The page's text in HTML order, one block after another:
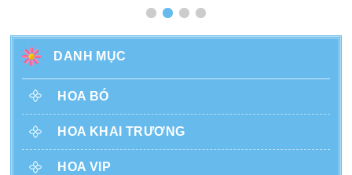
DANH MỤC
HOA BÓ
HOA KHAI TRƯƠNG
HOA VIP